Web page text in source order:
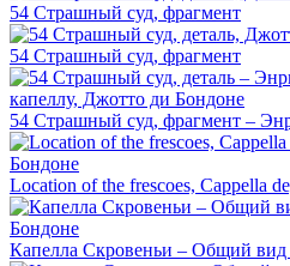
54 Страшный суд, фрагмент
54 Страшный суд, фрагмент
54 Страшный суд, фрагмент –
Location of the frescoes, Cappella
Капелла Скровеньи – Общий вид